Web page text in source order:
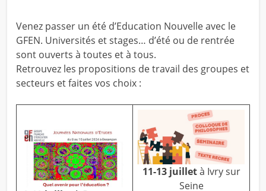
Venez passer un été d’Education Nouvelle avec le
GFEN. Universités et stages… d’été ou de rentrée
sont ouverts à toutes et à tous.
Retrouvez les propositions de travail des groupes et
secteurs et faites vos choix :
11-13 juilletà Ivry sur
Seine